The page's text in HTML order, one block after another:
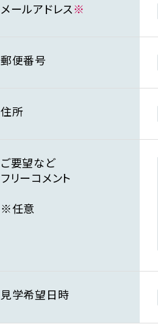
メールアドレス※
郵便番号
住所
ご要望など
フリーコメント
※任意
見学希望日時